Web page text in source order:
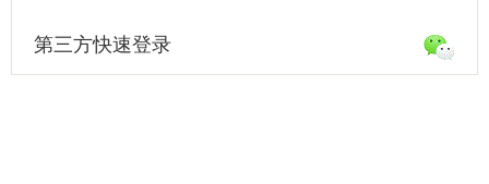
第三方快速登录